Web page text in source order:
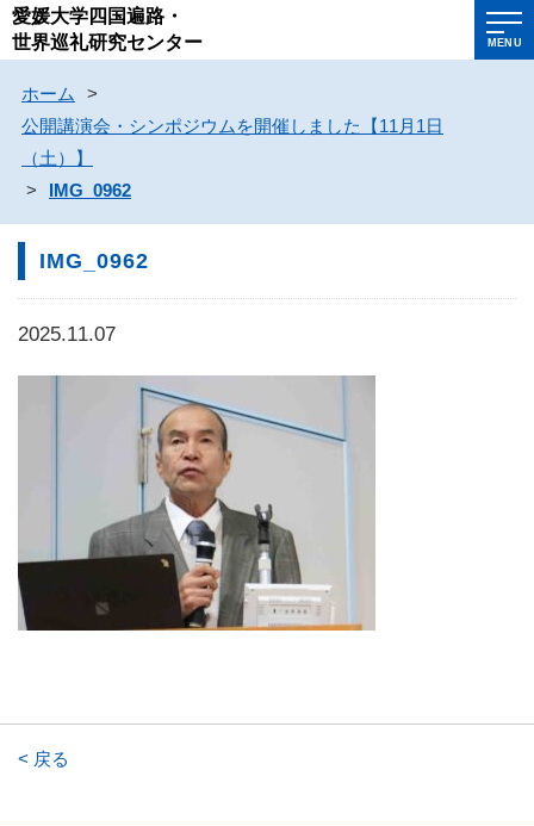
愛媛大学四国遍路・
世界巡礼研究センター
MENU
ホーム
>
公開講演会・シンポジウムを開催しました【11月1日
（土）】
>
IMG_0962
IMG_0962
2025.11.07
< 戻る